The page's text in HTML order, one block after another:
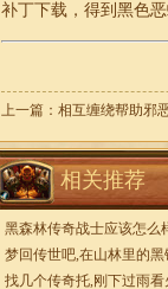
补丁下载，得到黑色
上一篇： 相互缠绕帮助邪
相关推荐
黑森林传奇战士应该怎么
梦回传世吧,在山林里的
找几个传奇托,刚下过雨